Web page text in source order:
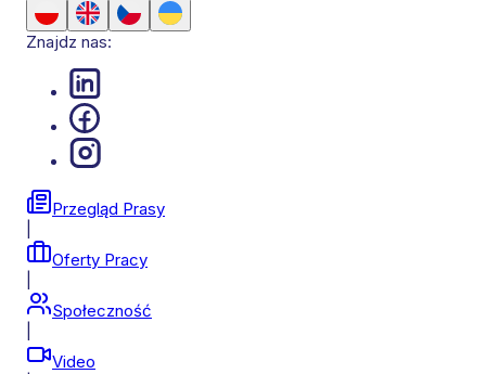
Znajdz nas:
Przegląd Prasy
Oferty Pracy
Społeczność
Video